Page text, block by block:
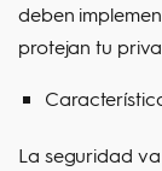
deben
protejan tu
La seguridad